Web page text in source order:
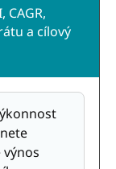
CAGR,
a cílový